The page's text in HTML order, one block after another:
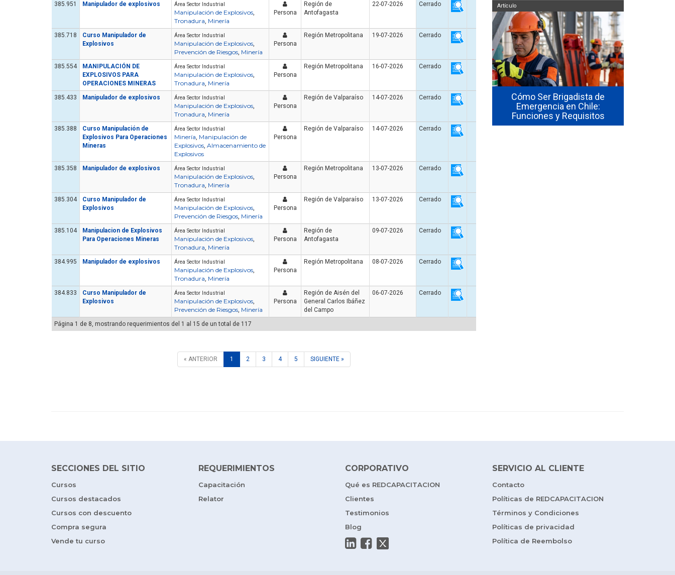
385.951 Manipulador de explosivos Área Sector Industrial
Manipulación de Explosivos,
Tronadura, Minería
Persona
Región de
Antofagasta
22-07-2026 Cerrado
385.718
Curso Manipulador de
Explosivos
Área Sector Industrial
Manipulación de Explosivos,
Prevención de Riesgos, Minería
Persona
Región Metropolitana 19-07-2026 Cerrado
385.554
MANIPULACIÓN DE
EXPLOSIVOS PARA
OPERACIONES MINERAS
Área Sector Industrial
Manipulación de Explosivos,
Tronadura, Minería
Persona
Región Metropolitana 16-07-2026 Cerrado
385.433 Manipulador de explosivos Área Sector Industrial
Manipulación de Explosivos,
Tronadura, Minería
Persona
Región de Valparaíso 14-07-2026 Cerrado
385.388
Curso Manipulación de
Explosivos Para Operaciones
Mineras
Área Sector Industrial
Minería, Manipulación de
Explosivos, Almacenamiento de
Explosivos
Persona
Región de Valparaíso 14-07-2026 Cerrado
385.358 Manipulador de explosivos Área Sector Industrial
Manipulación de Explosivos,
Tronadura, Minería
Persona
Región Metropolitana 13-07-2026 Cerrado
385.304
Curso Manipulador de
Explosivos
Área Sector Industrial
Manipulación de Explosivos,
Prevención de Riesgos, Minería
Persona
Región de Valparaíso 13-07-2026 Cerrado
385.104
Manipulacion de Explosivos
Para Operaciones Mineras
Área Sector Industrial
Manipulación de Explosivos,
Tronadura, Minería
Persona
Región de
Antofagasta
09-07-2026 Cerrado
384.995 Manipulador de explosivos Área Sector Industrial
Manipulación de Explosivos,
Tronadura, Minería
Persona
Región Metropolitana 08-07-2026 Cerrado
384.833
Curso Manipulador de
Explosivos
Área Sector Industrial
Manipulación de Explosivos,
Prevención de Riesgos, Minería
Persona
Región de Aisén del
General Carlos Ibáñez
del Campo
06-07-2026 Cerrado
Página 1 de 8, mostrando requerimientos del 1 al 15 de un total de 117
« ANTERIOR 1 2 3 4 5 SIGUIENTE »
¿Cuánto cuesta certificarse en
seguridad industrial en Chile
en 2026? El precio real de los
10 cursos
Artículo
manejo de extintores en Chile
en 2026? Precios reales y qué
¿Cuánto dura un curso de uso
y manejo de extintores en
Artículo
Cómo Ser Brigadista de
Emergencia en Chile:
Funciones y Requisitos
Artículo
SECCIONES DEL SITIO
Cursos
Cursos destacados
Cursos con descuento
Compra segura
Vende tu curso
REQUERIMIENTOS
Capacitación
Relator
CORPORATIVO
Qué es REDCAPACITACION
Clientes
Testimonios
Blog
SERVICIO AL CLIENTE
Contacto
Políticas de REDCAPACITACION
Términos y Condiciones
Políticas de privacidad
Política de Reembolso